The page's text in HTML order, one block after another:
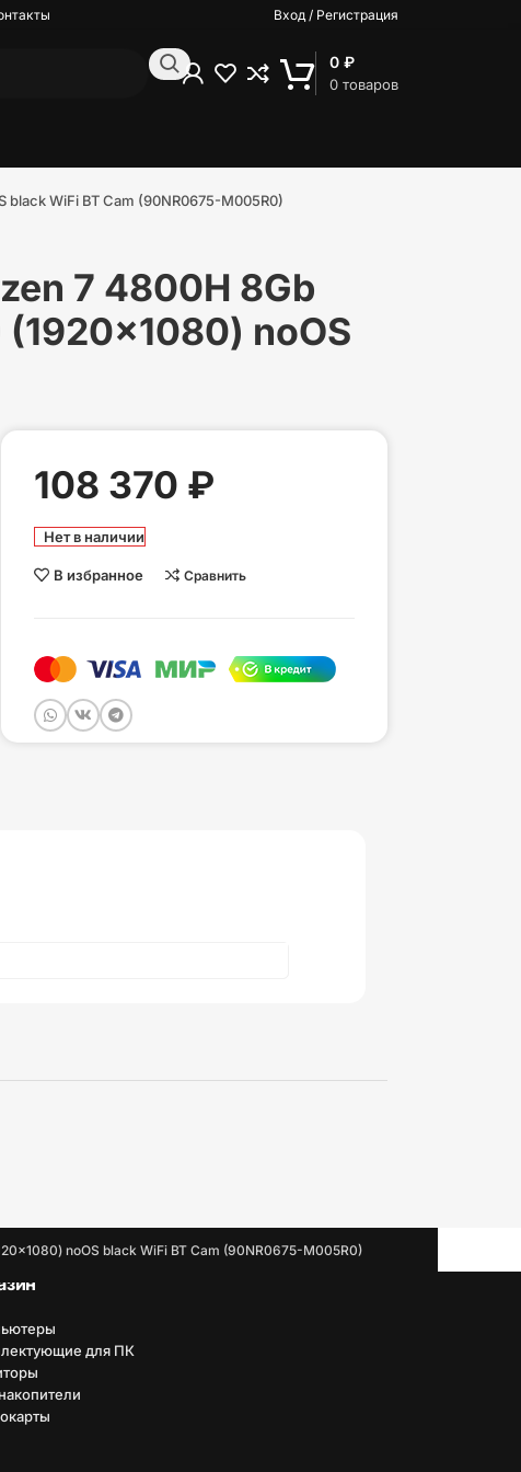
Вход / Регистрация
0 товаров
0 ₽
black WiFi BT Cam (90NR0675-M005R0)
7 4800H 8Gb
(1920×1080) noOS
108 370 ₽
Нет в наличии
В избранное Сравнить
noOS black WiFi BT Cam (90NR0675-M005R0)
для ПК